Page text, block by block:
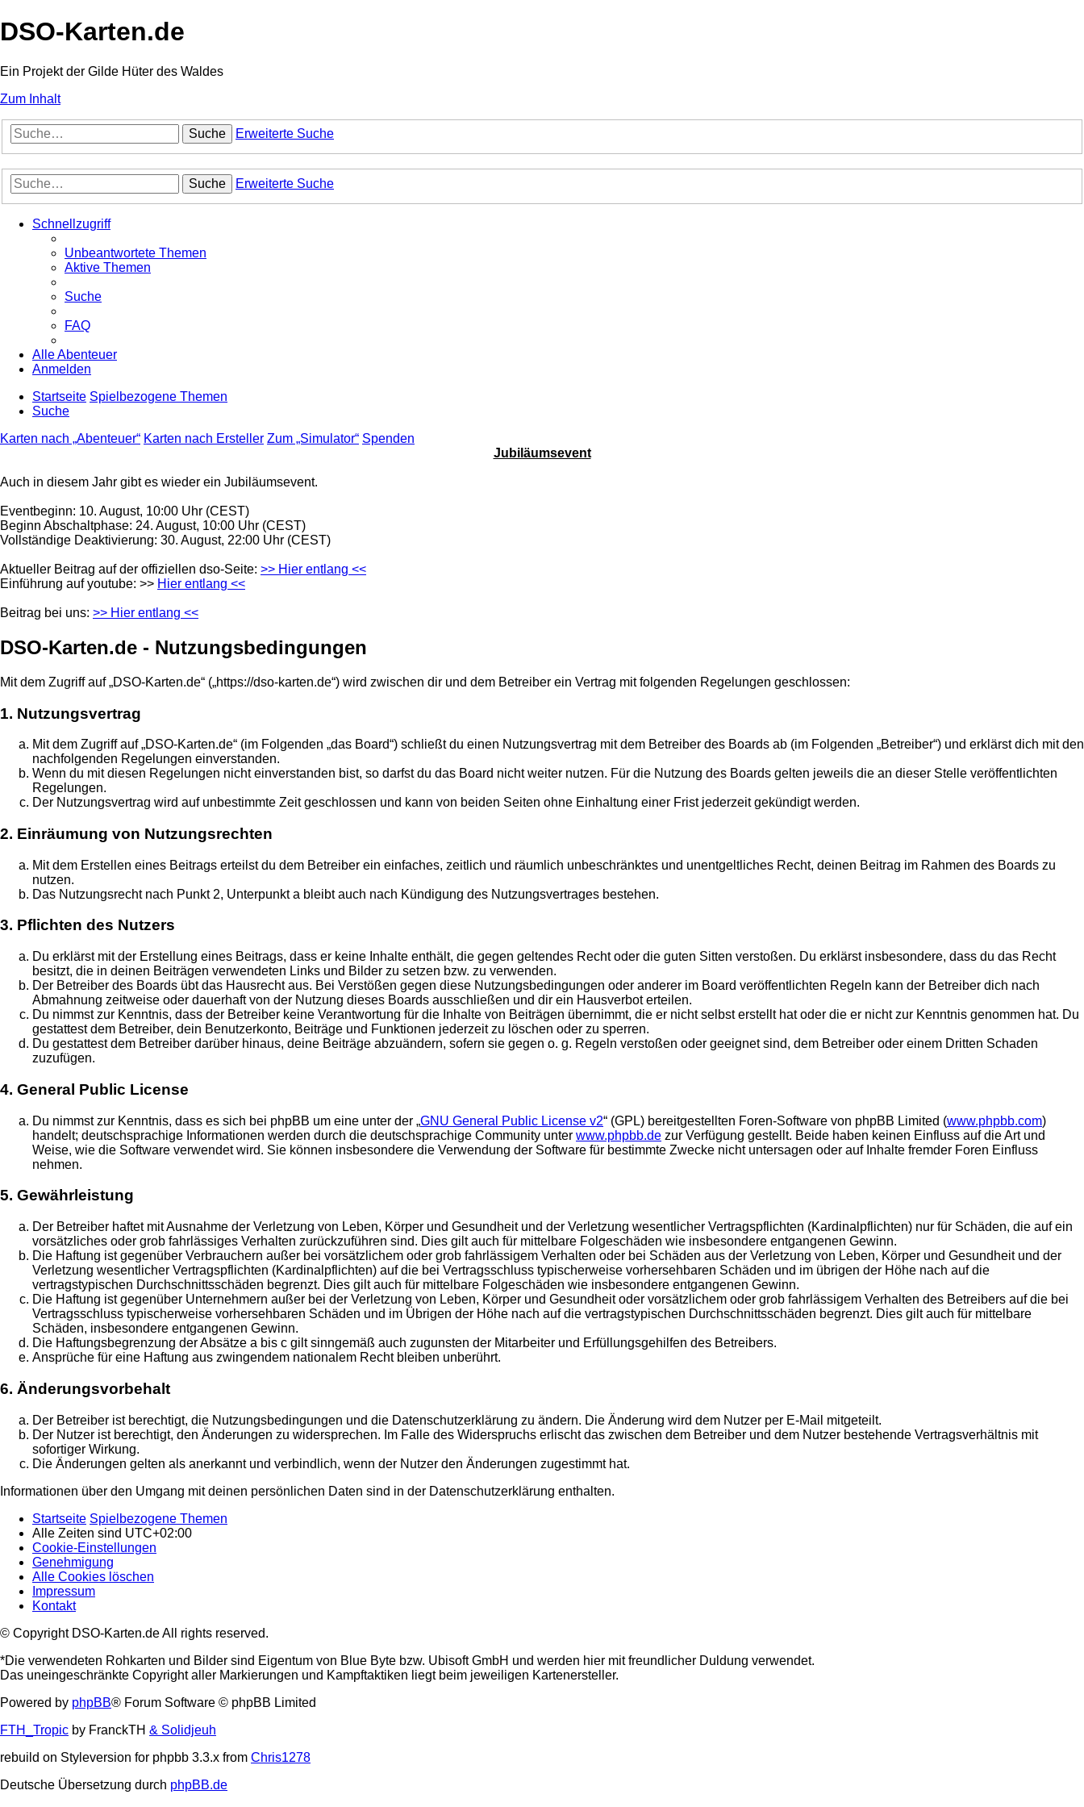
DSO-Karten.de
Ein Projekt der Gilde Hüter des Waldes
Zum Inhalt
Suche Erweiterte Suche
Suche Erweiterte Suche
Schnellzugriff
Unbeantwortete Themen
Aktive Themen
Suche
FAQ
Alle Abenteuer
Anmelden
Startseite Spielbezogene Themen
Suche
Karten nach „Abenteuer“ Karten nach Ersteller Zum „Simulator“ Spenden
Jubiläumsevent
Auch in diesem Jahr gibt es wieder ein Jubiläumsevent.
Eventbeginn: 10. August, 10:00 Uhr (CEST)
Beginn Abschaltphase: 24. August, 10:00 Uhr (CEST)
Vollständige Deaktivierung: 30. August, 22:00 Uhr (CEST)
Aktueller Beitrag auf der offiziellen dso-Seite: >> Hier entlang <<
Einführung auf youtube: >> Hier entlang <<
Beitrag bei uns: >> Hier entlang <<
DSO-Karten.de - Nutzungsbedingungen
Mit dem Zugriff auf „DSO-Karten.de“ („https://dso-karten.de“) wird zwischen dir und dem Betreiber ein Vertrag mit folgenden Regelungen geschlossen:
1. Nutzungsvertrag
Mit dem Zugriff auf „DSO-Karten.de“ (im Folgenden „das Board“) schließt du einen Nutzungsvertrag mit dem Betreiber des Boards ab (im Folgenden „Betreiber“) und erklärst dich mit den
nachfolgenden Regelungen einverstanden.
Wenn du mit diesen Regelungen nicht einverstanden bist, so darfst du das Board nicht weiter nutzen. Für die Nutzung des Boards gelten jeweils die an dieser Stelle veröffentlichten
Regelungen.
Der Nutzungsvertrag wird auf unbestimmte Zeit geschlossen und kann von beiden Seiten ohne Einhaltung einer Frist jederzeit gekündigt werden.
2. Einräumung von Nutzungsrechten
Mit dem Erstellen eines Beitrags erteilst du dem Betreiber ein einfaches, zeitlich und räumlich unbeschränktes und unentgeltliches Recht, deinen Beitrag im Rahmen des Boards zu
nutzen.
Das Nutzungsrecht nach Punkt 2, Unterpunkt a bleibt auch nach Kündigung des Nutzungsvertrages bestehen.
3. Pflichten des Nutzers
Du erklärst mit der Erstellung eines Beitrags, dass er keine Inhalte enthält, die gegen geltendes Recht oder die guten Sitten verstoßen. Du erklärst insbesondere, dass du das Recht
besitzt, die in deinen Beiträgen verwendeten Links und Bilder zu setzen bzw. zu verwenden.
Der Betreiber des Boards übt das Hausrecht aus. Bei Verstößen gegen diese Nutzungsbedingungen oder anderer im Board veröffentlichten Regeln kann der Betreiber dich nach
Abmahnung zeitweise oder dauerhaft von der Nutzung dieses Boards ausschließen und dir ein Hausverbot erteilen.
Du nimmst zur Kenntnis, dass der Betreiber keine Verantwortung für die Inhalte von Beiträgen übernimmt, die er nicht selbst erstellt hat oder die er nicht zur Kenntnis genommen hat. Du
gestattest dem Betreiber, dein Benutzerkonto, Beiträge und Funktionen jederzeit zu löschen oder zu sperren.
Du gestattest dem Betreiber darüber hinaus, deine Beiträge abzuändern, sofern sie gegen o. g. Regeln verstoßen oder geeignet sind, dem Betreiber oder einem Dritten Schaden
zuzufügen.
4. General Public License
Du nimmst zur Kenntnis, dass es sich bei phpBB um eine unter der „GNU General Public License v2“ (GPL) bereitgestellten Foren-Software von phpBB Limited (www.phpbb.com)
handelt; deutschsprachige Informationen werden durch die deutschsprachige Community unter www.phpbb.de zur Verfügung gestellt. Beide haben keinen Einfluss auf die Art und
Weise, wie die Software verwendet wird. Sie können insbesondere die Verwendung der Software für bestimmte Zwecke nicht untersagen oder auf Inhalte fremder Foren Einfluss
nehmen.
5. Gewährleistung
Der Betreiber haftet mit Ausnahme der Verletzung von Leben, Körper und Gesundheit und der Verletzung wesentlicher Vertragspflichten (Kardinalpflichten) nur für Schäden, die auf ein
vorsätzliches oder grob fahrlässiges Verhalten zurückzuführen sind. Dies gilt auch für mittelbare Folgeschäden wie insbesondere entgangenen Gewinn.
Die Haftung ist gegenüber Verbrauchern außer bei vorsätzlichem oder grob fahrlässigem Verhalten oder bei Schäden aus der Verletzung von Leben, Körper und Gesundheit und der
Verletzung wesentlicher Vertragspflichten (Kardinalpflichten) auf die bei Vertragsschluss typischerweise vorhersehbaren Schäden und im übrigen der Höhe nach auf die
vertragstypischen Durchschnittsschäden begrenzt. Dies gilt auch für mittelbare Folgeschäden wie insbesondere entgangenen Gewinn.
Die Haftung ist gegenüber Unternehmern außer bei der Verletzung von Leben, Körper und Gesundheit oder vorsätzlichem oder grob fahrlässigem Verhalten des Betreibers auf die bei
Vertragsschluss typischerweise vorhersehbaren Schäden und im Übrigen der Höhe nach auf die vertragstypischen Durchschnittsschäden begrenzt. Dies gilt auch für mittelbare
Schäden, insbesondere entgangenen Gewinn.
Die Haftungsbegrenzung der Absätze a bis c gilt sinngemäß auch zugunsten der Mitarbeiter und Erfüllungsgehilfen des Betreibers.
Ansprüche für eine Haftung aus zwingendem nationalem Recht bleiben unberührt.
6. Änderungsvorbehalt
Der Betreiber ist berechtigt, die Nutzungsbedingungen und die Datenschutzerklärung zu ändern. Die Änderung wird dem Nutzer per E-Mail mitgeteilt.
Der Nutzer ist berechtigt, den Änderungen zu widersprechen. Im Falle des Widerspruchs erlischt das zwischen dem Betreiber und dem Nutzer bestehende Vertragsverhältnis mit
sofortiger Wirkung.
Die Änderungen gelten als anerkannt und verbindlich, wenn der Nutzer den Änderungen zugestimmt hat.
Informationen über den Umgang mit deinen persönlichen Daten sind in der Datenschutzerklärung enthalten.
Startseite Spielbezogene Themen
Alle Zeiten sind UTC+02:00
Cookie-Einstellungen
Genehmigung
Alle Cookies löschen
Impressum
Kontakt
© Copyright DSO-Karten.de All rights reserved.
*Die verwendeten Rohkarten und Bilder sind Eigentum von Blue Byte bzw. Ubisoft GmbH und werden hier mit freundlicher Duldung verwendet.
Das uneingeschränkte Copyright aller Markierungen und Kampftaktiken liegt beim jeweiligen Kartenersteller.
Powered by phpBB® Forum Software © phpBB Limited
FTH_Tropic by FranckTH & Solidjeuh
rebuild on Styleversion for phpbb 3.3.x from Chris1278
Deutsche Übersetzung durch phpBB.de